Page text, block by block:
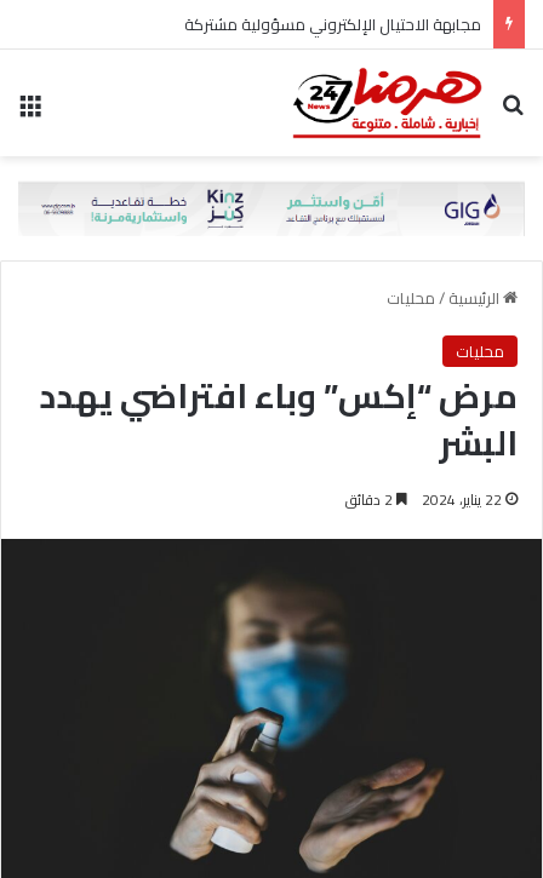
مجابهة الاحتيال الإلكتروني مسؤولية مشتركة
بحث عن
الرئيسية/محليات
محليات
مرض “إكس” وباء افتراضي يهدد
البشر
22 يناير، 2024